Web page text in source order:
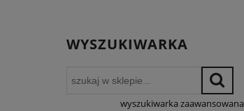
WYSZUKIWARKA
wyszukiwarka zaawansowana